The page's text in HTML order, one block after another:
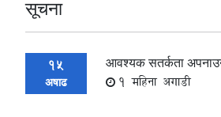
सूचना
15
अषाढ
आवश्यक सतर्कता
1 महिना अगाडी